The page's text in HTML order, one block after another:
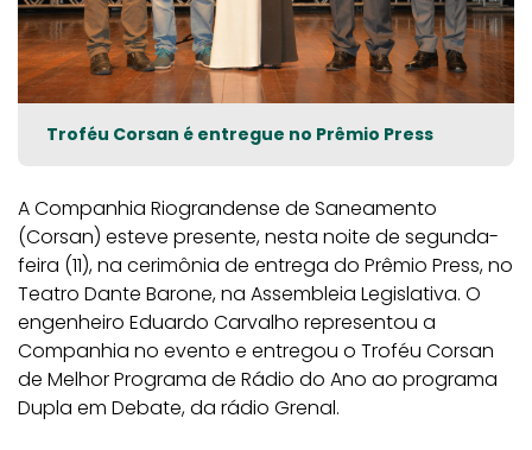
Troféu Corsan é entregue no Prêmio Press
A Companhia Riograndense de Saneamento
(Corsan) esteve presente, nesta noite de segunda-
feira (11), na cerimônia de entrega do Prêmio Press, no
Teatro Dante Barone, na Assembleia Legislativa. O
engenheiro Eduardo Carvalho representou a
Companhia no evento e entregou o Troféu Corsan
de Melhor Programa de Rádio do Ano ao programa
Dupla em Debate, da rádio Grenal.